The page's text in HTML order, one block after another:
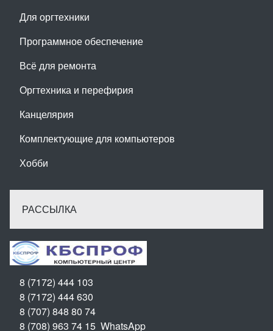
Для оргтехники
Программное обеспечение
Всё для ремонта
Оргтехника и перефирия
Канцелярия
Комплектующие для компьютеров
Хобби
РАССЫЛКА
8 (7172) 444 103
8 (7172) 444 630
8 (707) 848 80 74
8 (708) 963 74 15 WhatsApp